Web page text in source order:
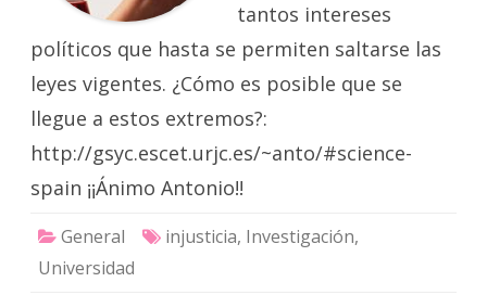
tantos intereses
políticos que hasta se permiten saltarse las
leyes vigentes. ¿Cómo es posible que se
llegue a estos extremos?:
http://gsyc.escet.urjc.es/~anto/#science-
spain ¡¡Ánimo Antonio!!
General injusticia, Investigación,
Universidad